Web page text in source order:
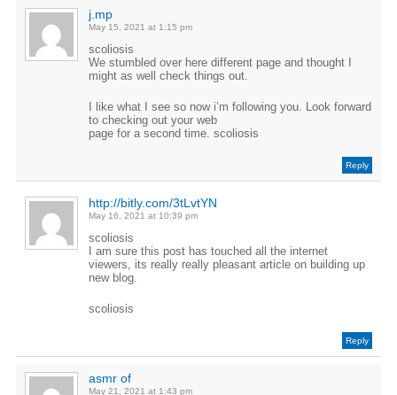
j.mp
May 15, 2021 at 1:15 pm
scoliosis
We stumbled over here different page and thought I
might as well check things out.
I like what I see so now i’m following you. Look forward
to checking out your web
page for a second time. scoliosis
Reply
http://bitly.com/3tLvtYN
May 16, 2021 at 10:39 pm
scoliosis
I am sure this post has touched all the internet
viewers, its really really pleasant article on building up
new blog.
scoliosis
Reply
asmr of
May 21, 2021 at 1:43 pm